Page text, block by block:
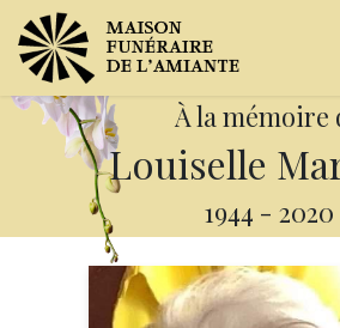
À la mémoire
Louiselle
1944 - 2020